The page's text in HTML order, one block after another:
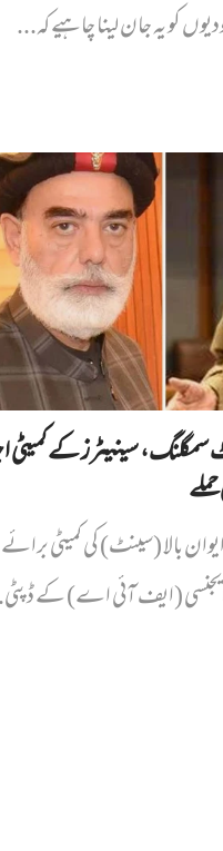
کو یہ جان لینا چاہیے کہ...
سینیٹرز کے کمیٹی
بالا (سینٹ) کی کمیٹی برائے
ایجنسی (ایف آئی اے) کے